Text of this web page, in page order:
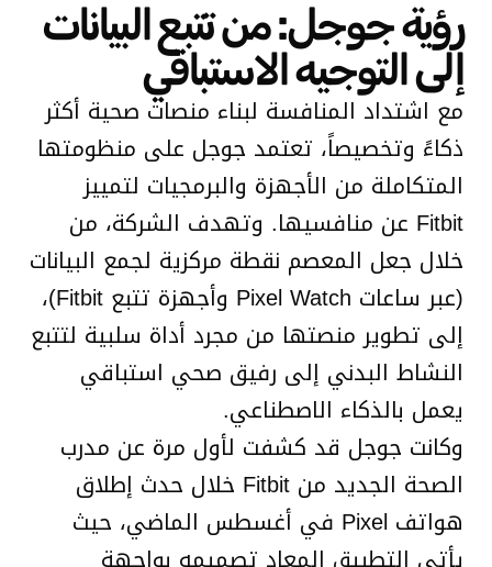
رؤية جوجل: من تتبع البيانات
إلى التوجيه الاستباقي
مع اشتداد المنافسة لبناء منصات صحية أكثر
ذكاءً وتخصيصاً، تعتمد جوجل على منظومتها
المتكاملة من الأجهزة والبرمجيات لتمييز
Fitbit عن منافسيها. وتهدف الشركة، من
خلال جعل المعصم نقطة مركزية لجمع البيانات
(عبر ساعات Pixel Watch وأجهزة تتبع Fitbit)،
إلى تطوير منصتها من مجرد أداة سلبية لتتبع
النشاط البدني إلى رفيق صحي استباقي
يعمل بالذكاء الاصطناعي.
وكانت جوجل قد كشفت لأول مرة عن مدرب
الصحة الجديد من Fitbit خلال حدث إطلاق
هواتف Pixel في أغسطس الماضي، حيث